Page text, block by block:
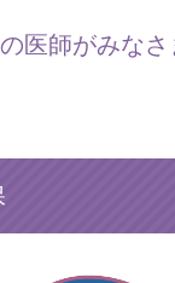
医師がみなさ